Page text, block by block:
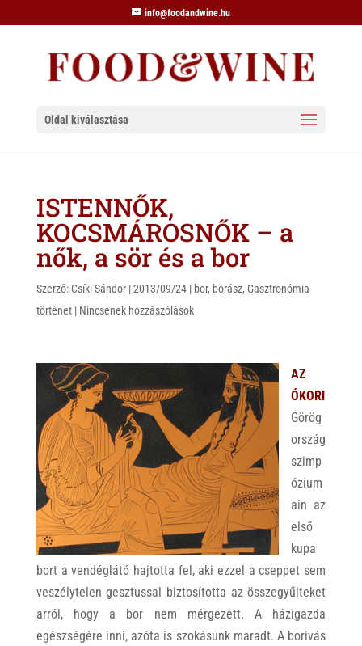
info@foodandwine.hu
Oldal kiválasztása
ISTENNŐK,
KOCSMÁROSNŐK – a
nők, a sör és a bor
Szerző: Csíki Sándor|2013/09/24| bor, borász, Gasztronómia
történet| Nincsenek hozzászólások
AZ
ÓKORI
Görög
ország
szimp
ózium
ain az
első
kupa
bort a vendéglátó hajtotta fel, aki ezzel a cseppet sem
veszélytelen gesztussal biztosította az összegyűlteket
arról, hogy a bor nem mérgezett. A házigazda
egészségére inni, azóta is szokásunk maradt. A borivás